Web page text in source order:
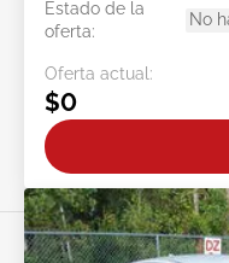
Estado de la
oferta:
No
Oferta actual:
$0